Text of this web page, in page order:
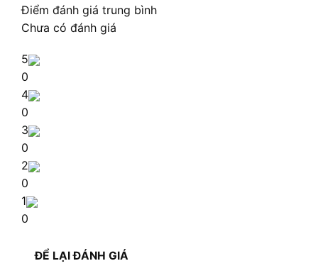
Điểm đánh giá trung bình
Chưa có đánh giá
5
0
4
0
3
0
2
0
1
0
ĐỂ LẠI ĐÁNH GIÁ